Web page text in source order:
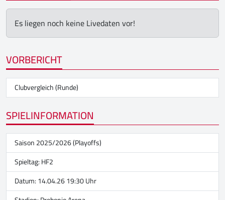
Es liegen noch keine Livedaten vor!
VORBERICHT
Clubvergleich (Runde)
SPIELINFORMATION
Saison 2025/2026 (Playoffs)
Spieltag: HF2
Datum: 14.04.26 19:30 Uhr